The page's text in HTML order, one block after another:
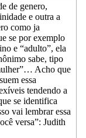
de genero,
e outra a
como ja
se por exemplo
e “adulto”, ela
sabe, tipo
Acho que
essa
tendendo a
se identifica
vai lembrar essa
versa”: Judith